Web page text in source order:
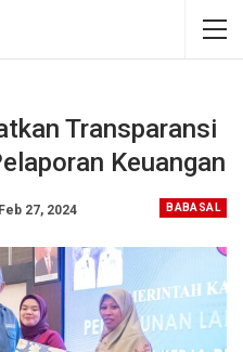
Transparansi
Keuangan
BABASAL
Feb 27, 2024